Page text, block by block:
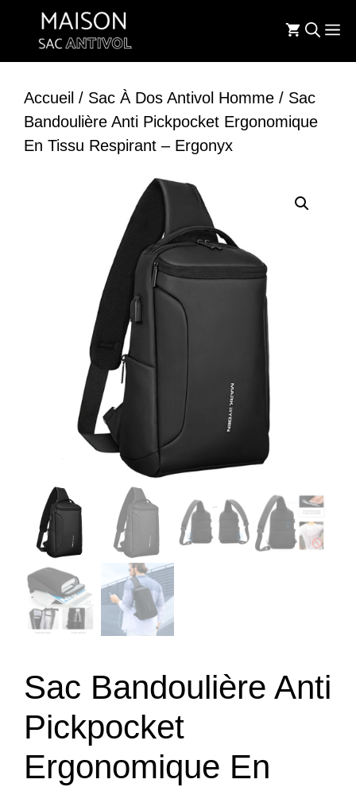
contenu
Accueil / Sac À Dos Antivol Homme / Sac
Bandoulière Anti Pickpocket Ergonomique
En Tissu Respirant – Ergonyx
Sac Bandoulière Anti
Pickpocket
Ergonomique En